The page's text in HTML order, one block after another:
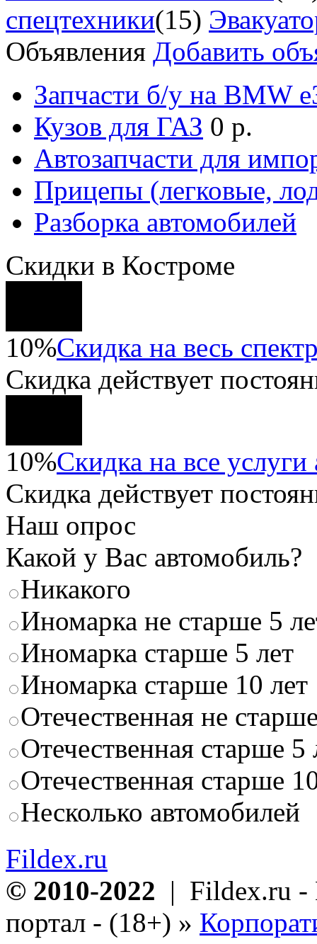
спецтехники(15)
Объявления Добавить
Запчасти б/у на BMW
Кузов для ГАЗ 0 р.
Автозапчасти для
Прицепы (легковые,
Разборка автомобилей
Скидки в Костроме
10%Скидка на весь
Скидка действует
10%Скидка на все
Скидка действует
Наш опрос
Какой у Вас автомобиль?
Никакого
Иномарка не старше 5
Иномарка старше 5 лет
Иномарка старше 10 лет
Отечественная не
Отечественная старше 5
Отечественная старше
Несколько автомобилей
Fildex.ru
© 2010-2022 | Fildex.ru -
портал - (18+) »